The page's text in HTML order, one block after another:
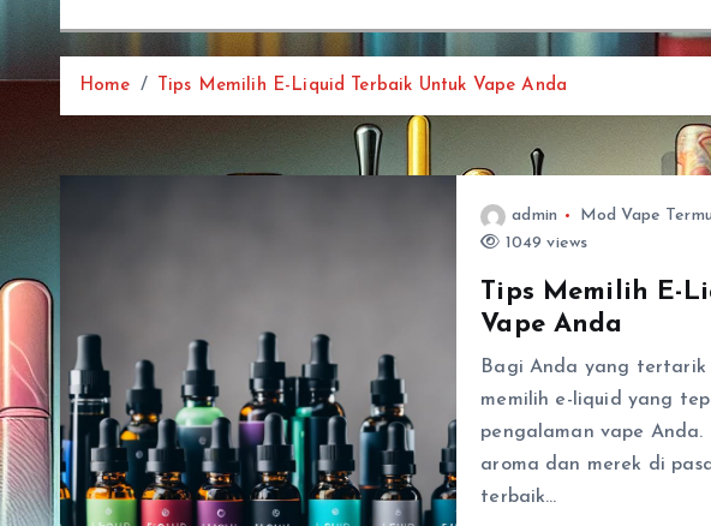
Home Tips Memilih E-Liquid Terbaik Untuk Vape Anda
admin Mod Vape
1049 views
Tips Memilih E-
Vape Anda
Bagi Anda yang tertarik
memilih e-liquid yang
pengalaman vape
aroma dan merek di
terbaik…